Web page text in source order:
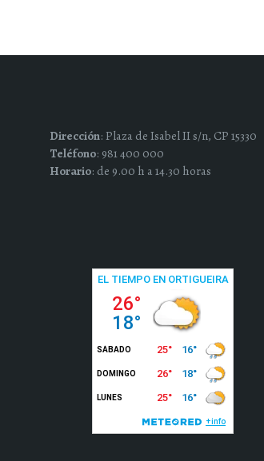
Dirección: Plaza de Isabel II s/n, CP 15330
Teléfono: 981 400 000
Horario: de 9.00 h a 14.30 horas